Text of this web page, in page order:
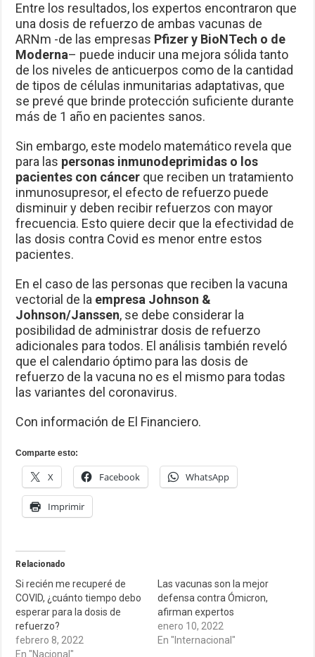
Entre los resultados, los expertos encontraron que
una dosis de refuerzo de ambas vacunas de
ARNm -de las empresas Pfizer y BioNTech o de
Moderna– puede inducir una mejora sólida tanto
de los niveles de anticuerpos como de la cantidad
de tipos de células inmunitarias adaptativas, que
se prevé que brinde protección suficiente durante
más de 1 año en pacientes sanos.
Sin embargo, este modelo matemático revela que
para las personas inmunodeprimidas o los
pacientes con cáncer que reciben un tratamiento
inmunosupresor, el efecto de refuerzo puede
disminuir y deben recibir refuerzos con mayor
frecuencia. Esto quiere decir que la efectividad de
las dosis contra Covid es menor entre estos
pacientes.
En el caso de las personas que reciben la vacuna
vectorial de la empresa Johnson &
Johnson/Janssen, se debe considerar la
posibilidad de administrar dosis de refuerzo
adicionales para todos. El análisis también reveló
que el calendario óptimo para las dosis de
refuerzo de la vacuna no es el mismo para todas
las variantes del coronavirus.
Con información de El Financiero.
Comparte esto:
X Facebook WhatsApp
Imprimir
Relacionado
Si recién me recuperé de
COVID, ¿cuánto tiempo debo
esperar para la dosis de
refuerzo?
febrero 8, 2022
En "Nacional"
Las vacunas son la mejor
defensa contra Ómicron,
afirman expertos
enero 10, 2022
En "Internacional"